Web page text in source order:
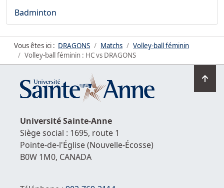
Badminton
Vous êtes ici : DRAGONS Matchs
Volley-ball féminin
Volley-ball féminin : HC vs DRAGONS
en
UniversitéSainte-Anne
Siège social : 1695, route 1
Pointe-de-l'Église(Nouvelle-Écosse)
B0W 1M0, CANADA